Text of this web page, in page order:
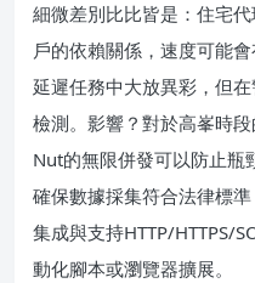
細微差別比比皆是：住宅
戶的依賴關係，速度可能
延遲任務中大放異彩，但
檢測。影響？對於高峯時
Nut的無限併發可以防止
確保數據採集符合法律標
集成與支持HTTP/HTTPS/
動化腳本或瀏覽器擴展。